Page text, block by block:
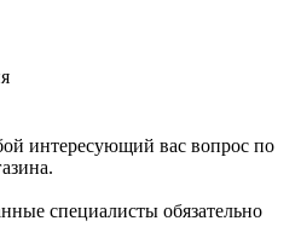
интересующий вас вопрос по
специалисты обязательно